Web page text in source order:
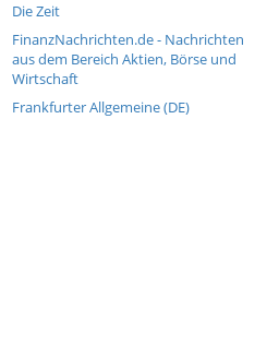
Die Zeit
FinanzNachrichten.de - Nachrichten
aus dem Bereich Aktien, Börse und
Wirtschaft
Frankfurter Allgemeine (DE)